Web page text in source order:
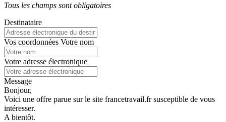
Tous les champs sont obligatoires
Destinataire
Vos coordonnées Votre nom
Votre adresse électronique
Message
Bonjour,
Voici une offre parue sur le site francetravail.fr susceptible de vous
intéresser.
A bientôt.